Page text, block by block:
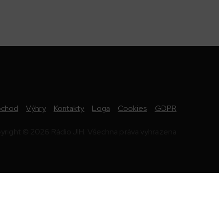
Výhry Kontakty Loga Cookies GDPR